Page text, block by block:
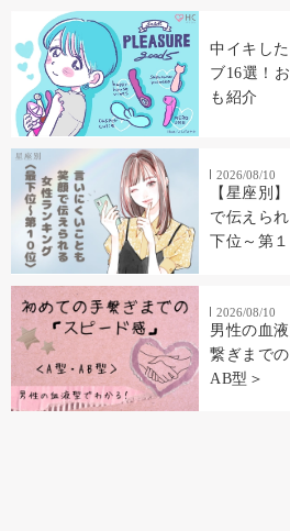
中イキし
ブ16選！
も紹介
2026/08/10
【星座別
で伝えら
下位～第
2026/08/10
男性の血
繋ぎまで
AB型＞